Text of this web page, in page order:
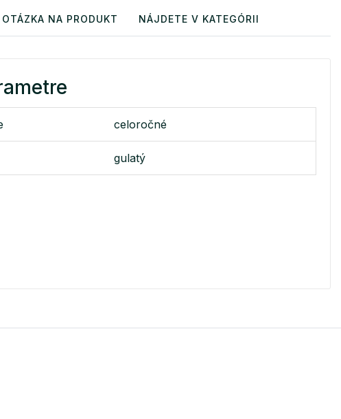
OTÁZKA NA PRODUKT NÁJDETE V KATEGÓRII
celoročné
gulatý